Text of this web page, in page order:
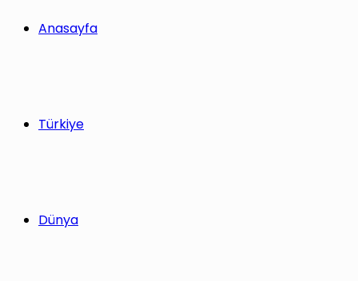
Anasayfa
Türkiye
Dünya